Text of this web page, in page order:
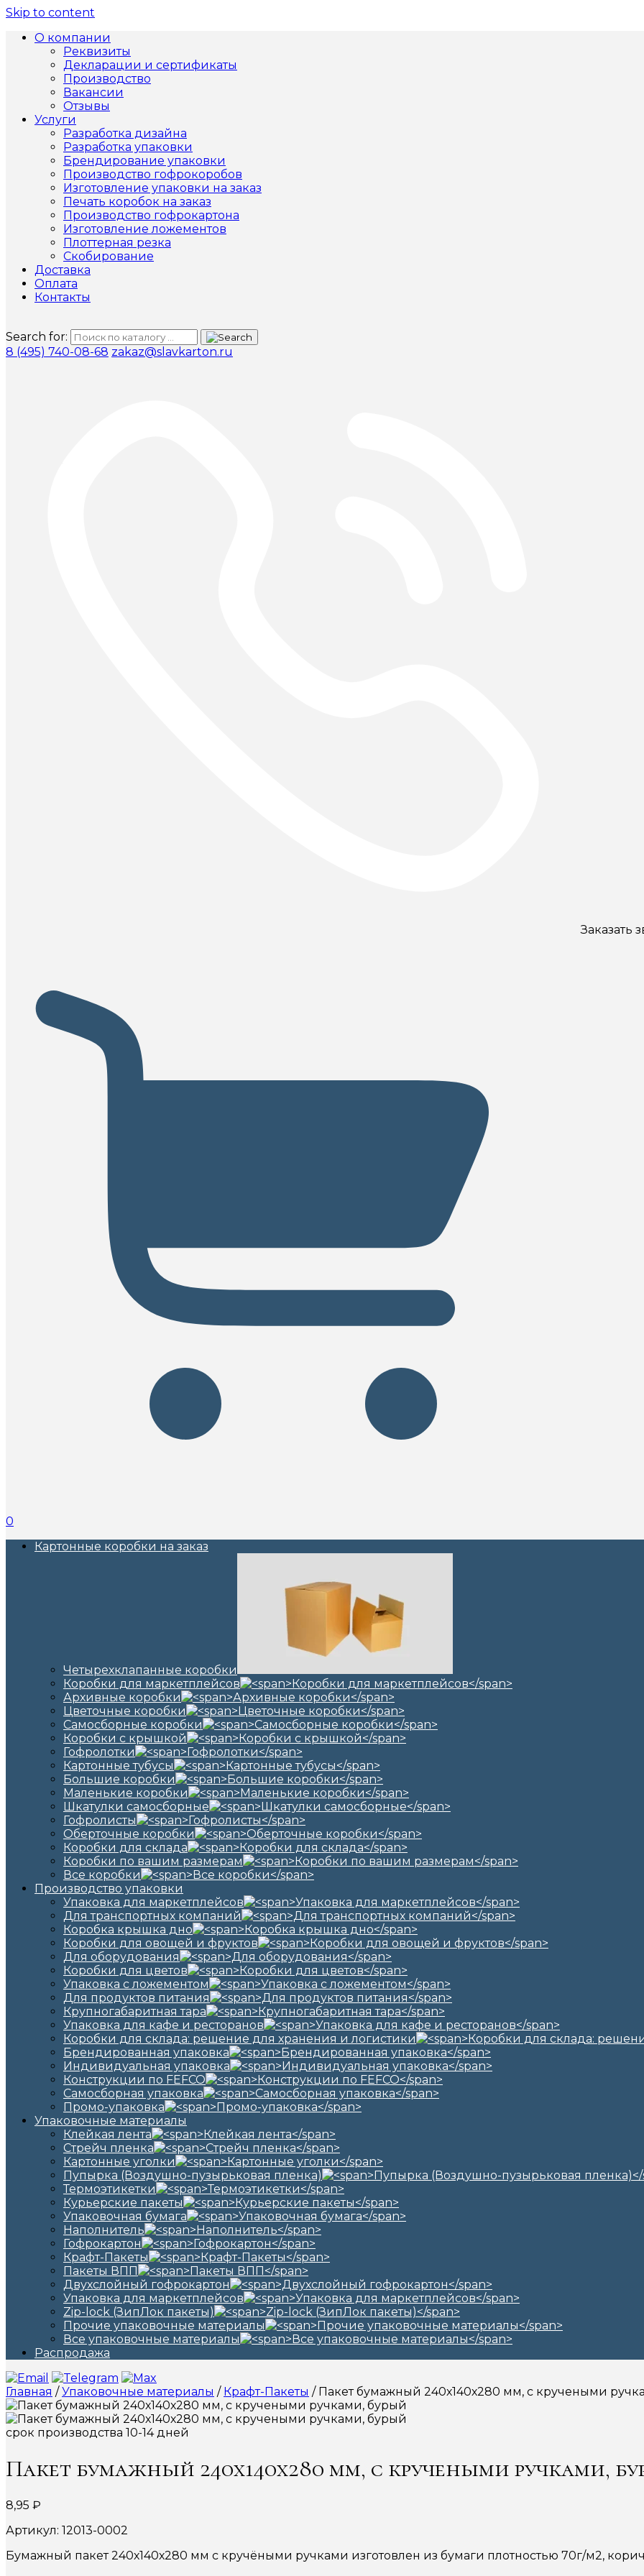
Skip to content
О компании
Реквизиты
Декларации и сертификаты
Производство
Вакансии
Отзывы
Услуги
Разработка дизайна
Разработка упаковки
Брендирование упаковки
Производство гофрокоробов
Изготовление упаковки на заказ
Печать коробок на заказ
Производство гофрокартона
Изготовление ложементов
Плоттерная резка
Скобирование
Доставка
Оплата
Контакты
Search for:
8 (495) 740-08-68 zakaz@slavkarton.ru
Заказать
0
Картонные коробки на заказ
Четырехклапанные коробки
Коробки для маркетплейсов
Архивные коробки
Цветочные коробки
Самосборные коробки
Коробки с крышкой
Гофролотки
Картонные тубусы
Большие коробки
Маленькие коробки
Шкатулки самосборные
Гофролисты
Оберточные коробки
Коробки для склада
Коробки по вашим размерам
Все коробки
Производство упаковки
Упаковка для маркетплейсов
Для транспортных компаний
Коробка крышка дно
Коробки для овощей и фруктов
Для оборудования
Коробки для цветов
Упаковка с ложементом
Для продуктов питания
Крупногабаритная тара
Упаковка для кафе и ресторанов
Коробки для склада: решение для хранения и логистики
Брендированная упаковка
Индивидуальная упаковка
Конструкции по FEFCO
Самосборная упаковка
Промо-упаковка
Упаковочные материалы
Клейкая лента
Стрейч пленка
Картонные уголки
Пупырка (Воздушно-пузырьковая пленка)
Термоэтикетки
Курьерские пакеты
Упаковочная бумага
Наполнитель
Гофрокартон
Крафт-Пакеты
Пакеты ВПП
Двухслойный гофрокартон
Упаковка для маркетплейсов
Zip-lock (ЗипЛок пакеты)
Прочие упаковочные материалы
Все упаковочные материалы
Распродажа
Главная /Упаковочные материалы / Крафт-Пакеты / Пакет бумажный 240х140х280 мм, с кручеными
срок производства 10-14 дней
Пакет бумажный 240х140х280 мм, с кручеными ручками,
8,95 ₽
Артикул: 12013-0002
Бумажный пакет 240х140х280 мм с кручёными ручками изготовлен из бумаги плотностью 70г/м2,